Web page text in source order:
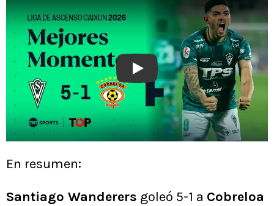
Play
En resumen:
Santiago Wanderers goleó 5-1 a Cobreloa